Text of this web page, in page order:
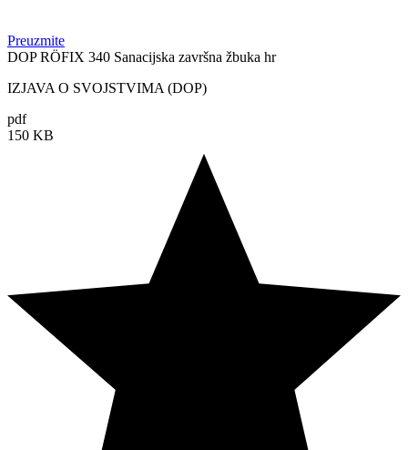
Preuzmite
DOP RÖFIX 340 Sanacijska završna žbuka hr
IZJAVA O SVOJSTVIMA (DOP)
pdf
150 KB